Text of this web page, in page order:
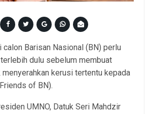
calon Barisan Nasional (BN) perlu
dulu sebelum membuat
menyerahkan kerusi tertentu kepada
of BN).
UMNO, Datuk Seri Mahdzir